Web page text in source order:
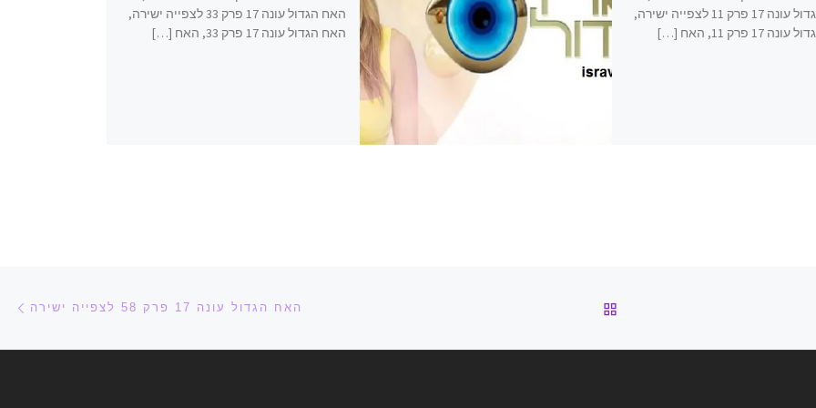
האח הגדול עונה 17 פרק 33 לצפייה ישירה,
האח הגדול עונה 17 פרק 33, האח […]
האח הגדול עונה 17 פרק 11 לצפייה ישירה,
17 פרק 11, האח […]
חזרה לרשימת הפוסטים האח הגדול עונה 17 פרק 58 לצפייה ישירה